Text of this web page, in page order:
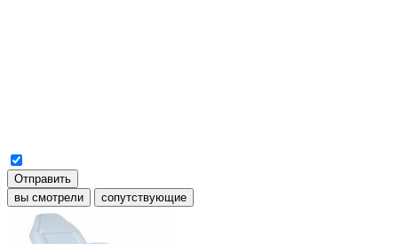
Отправить
вы смотрели
сопутствующие